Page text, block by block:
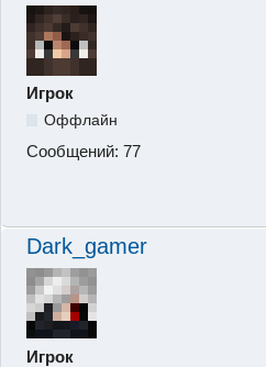
Игрок
Оффлайн
Сообщений: 77
Dark_gamer
Игрок